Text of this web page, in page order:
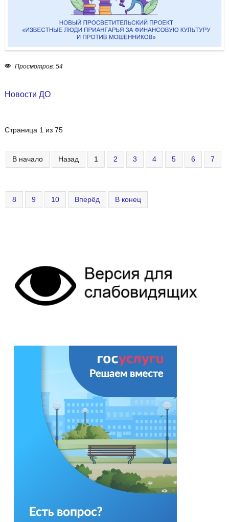
Просмотров: 54
Новости ДО
Страница 1 из 75
В начало Назад 1 2 3 4 5 6 7
8 9 10 Вперёд В конец